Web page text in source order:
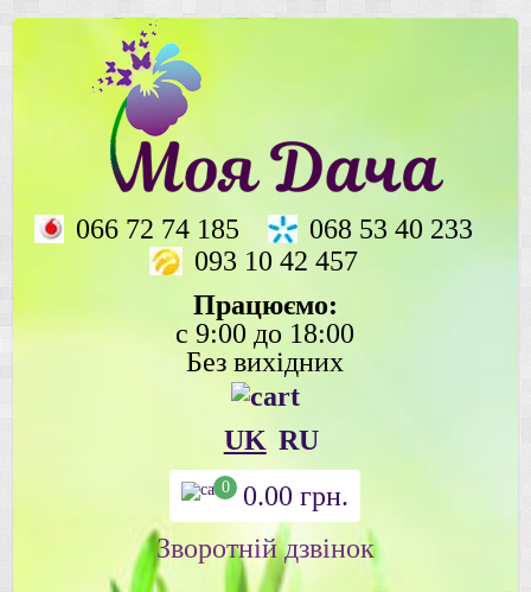
066 72 74 185
068 53 40 233
093 10 42 457
Працюємо:
с 9:00 до 18:00
Без вихідних
UK RU
0 0.00грн.
Зворотній дзвінок